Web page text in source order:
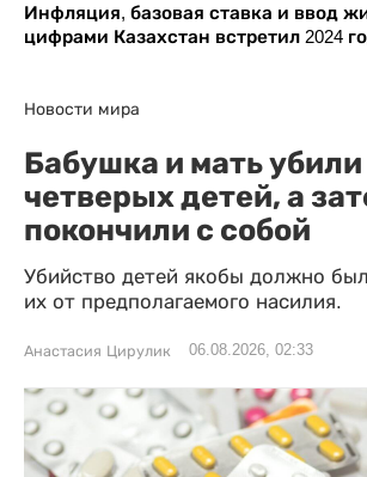
Инфляция, базовая ставка и ввод
цифрами Казахстан встретил 2024
Новости мира
Бабушка и мать убили
четверых детей, а
покончили с собой
Убийство детей якобы должно
их от предполагаемого насилия.
Анастасия Цирулик 06.08.2026, 02:33